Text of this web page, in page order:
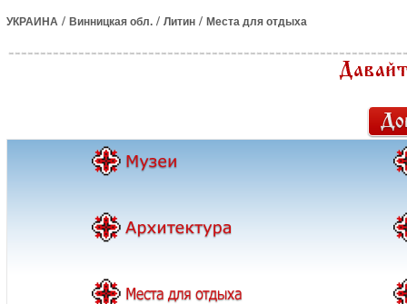
УКРАИНА / Винницкая обл. / Литин / Места для отдыха